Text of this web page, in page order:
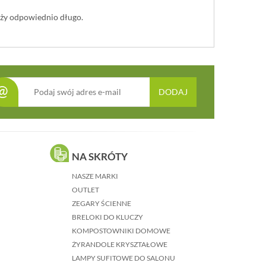
odpowiednio długo.
DODAJ
NA SKRÓTY
NASZE MARKI
OUTLET
ZEGARY ŚCIENNE
BRELOKI DO KLUCZY
KOMPOSTOWNIKI DOMOWE
ŻYRANDOLE KRYSZTAŁOWE
LAMPY SUFITOWE DO SALONU